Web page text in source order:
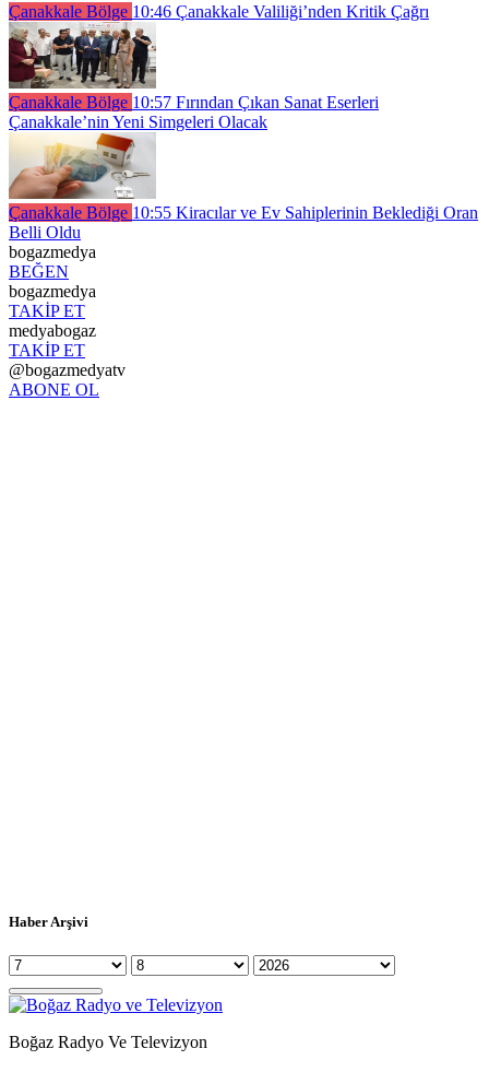
Çanakkale Bölge 10:46 Çanakkale Valiliği’nden Kritik Çağrı
Çanakkale Bölge 10:57 Fırından Çıkan Sanat Eserleri
Çanakkale’nin Yeni Simgeleri Olacak
Çanakkale Bölge 10:55 Kiracılar ve Ev Sahiplerinin Beklediği Oran
Belli Oldu
bogazmedya
BEĞEN
bogazmedya
TAKİP ET
medyabogaz
TAKİP ET
@bogazmedyatv
ABONE OL
Haber Arşivi
Boğaz Radyo Ve Televizyon